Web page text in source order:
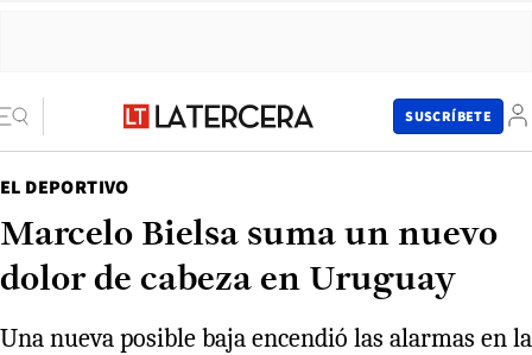
SUSCRÍBETE
EL DEPORTIVO
Marcelo Bielsa suma un nuevo
dolor de cabeza en Uruguay
Una nueva posible baja encendió las alarmas en la